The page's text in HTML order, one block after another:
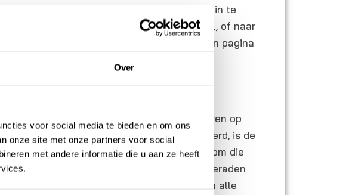
Over
voor social media te bieden en om ons
onze site met onze partners voor social
met andere informatie die u aan ze heeft
Het is daarom belangrijk om een redirect in te
moment dat er een wijziging is van een URL, of naar
pagina te redirecten op het moment dat een pagina
checker is er om jouw website te controleren op
Als je een website met veel pagina’s beheerd, is de
er broken links in voorkomen. Het is lastig om die
identificeren, vandaar dat het wordt aangeraden
maken van een programma die automatisch alle